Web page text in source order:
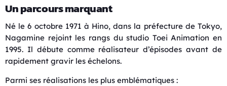
Un parcours marquant
Né le 6 octobre 1971 à Hino, dans la préfecture de Tokyo,
Nagamine rejoint les rangs du studio Toei Animation en
1995. Il débute comme réalisateur d’épisodes avant de
rapidement gravir les échelons.
Parmi ses réalisations les plus emblématiques :